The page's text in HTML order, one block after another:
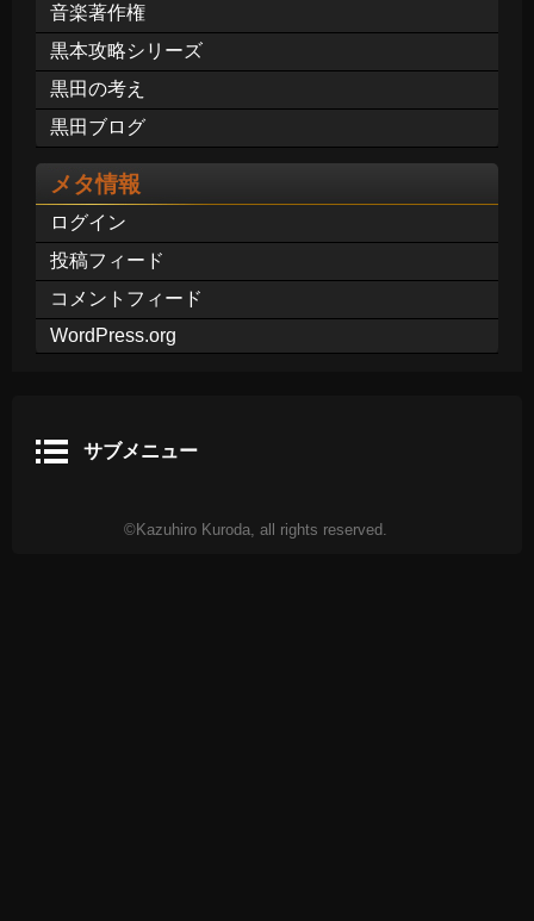
音楽著作権
黒本攻略シリーズ
黒田の考え
黒田ブログ
メタ情報
ログイン
投稿フィード
コメントフィード
WordPress.org
サブメニュー
©Kazuhiro Kuroda, all rights reserved.